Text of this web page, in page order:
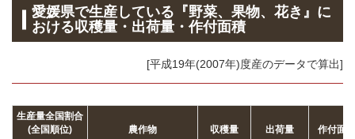
愛媛県で生産している『野菜、果物、花き』に
おける収穫量・出荷量・作付面積
[平成19年(2007年)度産のデータで算出]
生産量全国割合
(全国順位)
農作物 収穫量 出荷量 作付面積